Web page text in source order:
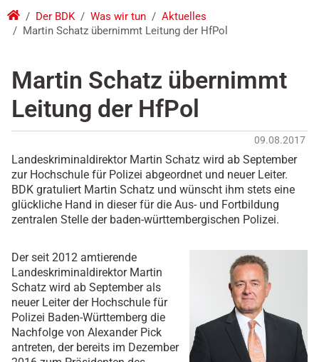
Der BDK Was wir tun
Aktuelles
Martin Schatz übernimmt Leitung der HfPol
Martin Schatz übernimmt
Leitung der HfPol
09.08.2017
Landeskriminaldirektor Martin Schatz wird ab September
zur Hochschule für Polizei abgeordnet und neuer Leiter.
BDK gratuliert Martin Schatz und wünscht ihm stets eine
glückliche Hand in dieser für die Aus- und Fortbildung
zentralen Stelle der baden-württembergischen Polizei.
Der seit 2012 amtierende
Landeskriminaldirektor Martin
Schatz wird ab September als
neuer Leiter der Hochschule für
Polizei Baden-Württemberg die
Nachfolge von Alexander Pick
antreten, der bereits im Dezember